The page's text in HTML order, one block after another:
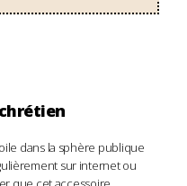
dans la sphère publique
sur internet ou